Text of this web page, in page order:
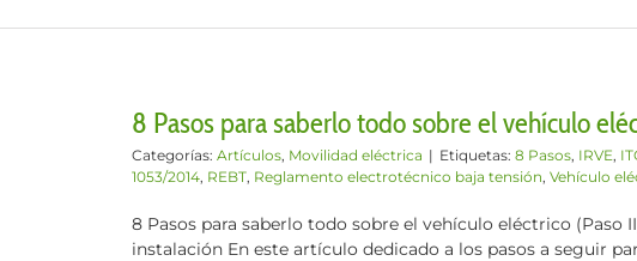
8 Pasos para saberlo todo sobre el vehículo
Categorías: Artículos, Movilidad eléctrica | Etiquetas: 8 Pasos, IRVE,
1053/2014, REBT, Reglamento electrotécnico baja tensión, Vehículo
8 Pasos para saberlo todo sobre el vehículo eléctrico (Paso
instalación En este artículo dedicado a los pasos a seguir